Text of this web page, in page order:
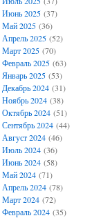
Июнь 2025(37)
Май 2025(36)
Апрель 2025(52)
Март 2025(70)
Февраль 2025(63)
Январь 2025(53)
Декабрь 2024(31)
Ноябрь 2024(38)
Октябрь 2024(51)
Сентябрь 2024(44)
Август 2024(46)
Июль 2024(36)
Июнь 2024(58)
Май 2024(71)
Апрель 2024(78)
Март 2024(72)
Февраль 2024(35)